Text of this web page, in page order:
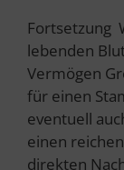
Fortsetzung
lebenden
Vermögen
für einen
eventuell
einen
direkten